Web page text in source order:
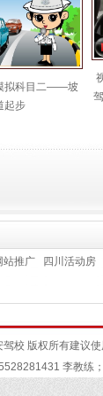
拟科目二——坡
起步
站推广
四川活动房
驾校 版权所有建议
李教练